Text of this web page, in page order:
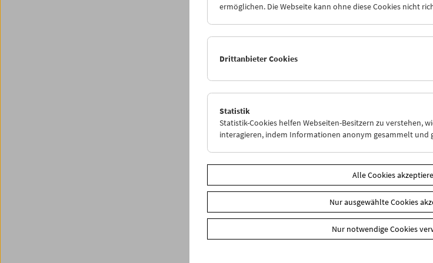
Um 18 Uhr wird bei freiem Eintritt das
Sternberg) gezeigt. Alexander Horwath und Oliver
verschollenen Films.
Weitere Informationen
ermöglichen. Die Webseite kann ohne diese Cookies nicht
Drittanbieter Cookies
Statistik
Statistik-Cookies helfen Webseiten-Besitzern zu verstehen,
interagieren, indem Informationen anonym gesammelt und
Alle Cookies
Nur ausgewählte Cookies
Nur notwendige Cookies